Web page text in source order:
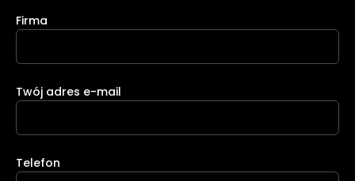
Firma
Twój adres e-mail
Telefon